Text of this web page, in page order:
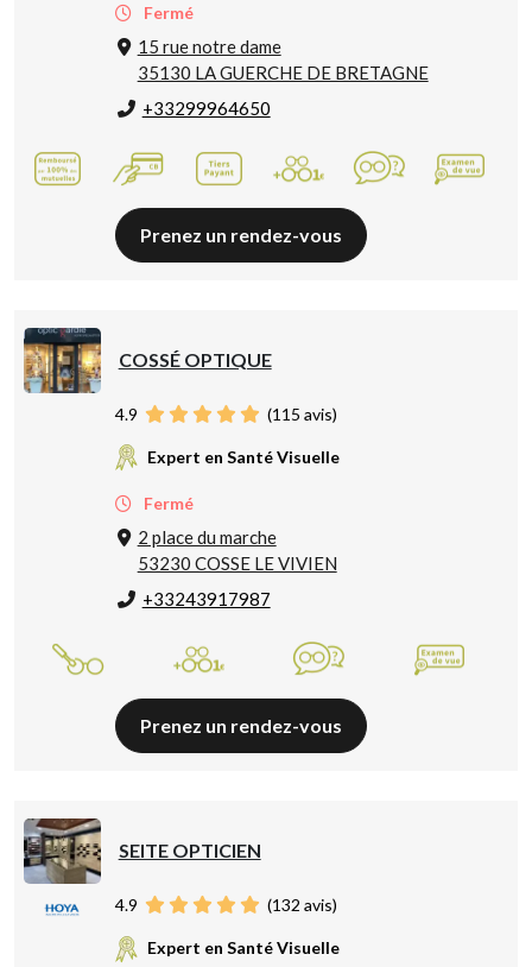
Fermé
15 rue notre dame
35130 LA GUERCHE DE BRETAGNE
+33299964650
Prenez un rendez-vous
COSSÉ OPTIQUE
4.9 (115 avis)
Expert en Santé Visuelle
Fermé
2 place du marche
53230 COSSE LE VIVIEN
+33243917987
Prenez un rendez-vous
SEITE OPTICIEN
4.9 (132 avis)
Expert en Santé Visuelle